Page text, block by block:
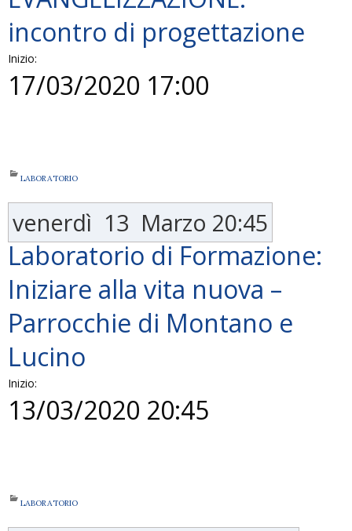
incontro di progettazione
Inizio:
17/03/2020 17:00
LABORATORIO
venerdì 13 Marzo 20:45
Laboratorio di Formazione:
Iniziare alla vita nuova –
Parrocchie di Montano e
Lucino
Inizio:
13/03/2020 20:45
LABORATORIO